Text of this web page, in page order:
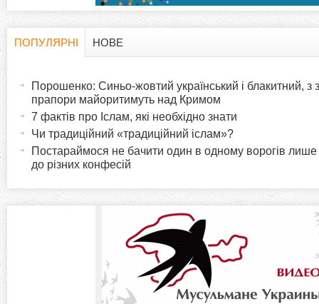
к
z
ПОПУЛЯРНІ
в
НОВЕ
Порошенко: Синьо-жовтий український і блакитний, з
прапори майоритимуть над Кримом
7 фактів про Іслам, які необхідно знати
Чи традиційний «традиційний іслам»?
Постараймося не бачити один в одному ворогів лише
до різних конфесій